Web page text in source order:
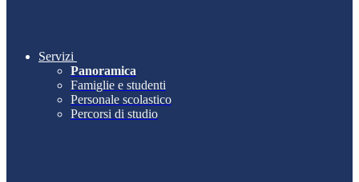
Servizi
Panoramica
Famiglie e studenti
Personale scolastico
Percorsi di studio